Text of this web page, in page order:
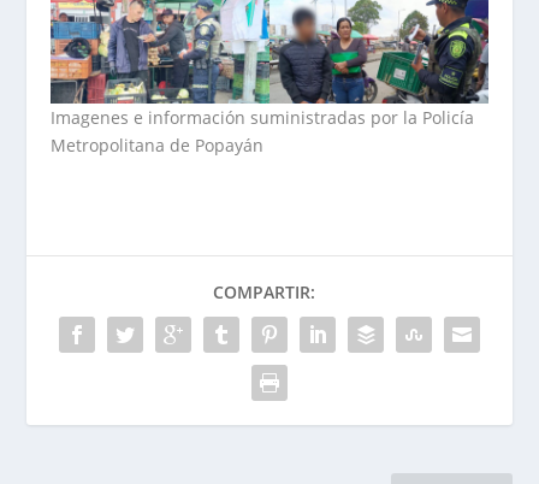
Imagenes e información suministradas por la Policía
Metropolitana de Popayán
COMPARTIR: